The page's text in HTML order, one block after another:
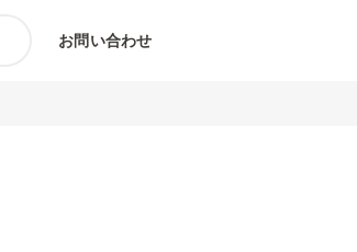
お問い合わせ